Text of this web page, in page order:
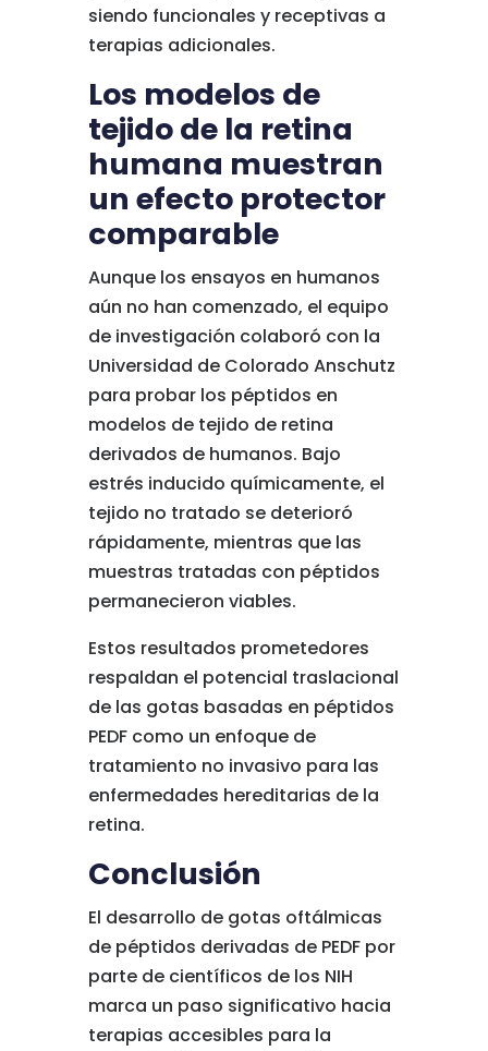
siendo funcionales y receptivas a
terapias adicionales.
Los modelos de
tejido de la retina
humana muestran
un efecto protector
comparable
Aunque los ensayos en humanos
aún no han comenzado, el equipo
de investigación colaboró con la
Universidad de Colorado Anschutz
para probar los péptidos en
modelos de tejido de retina
derivados de humanos. Bajo
estrés inducido químicamente, el
tejido no tratado se deterioró
rápidamente, mientras que las
muestras tratadas con péptidos
permanecieron viables.
Estos resultados prometedores
respaldan el potencial traslacional
de las gotas basadas en péptidos
PEDF como un enfoque de
tratamiento no invasivo para las
enfermedades hereditarias de la
retina.
Conclusión
El desarrollo de gotas oftálmicas
de péptidos derivadas de PEDF por
parte de científicos de los NIH
marca un paso significativo hacia
terapias accesibles para la